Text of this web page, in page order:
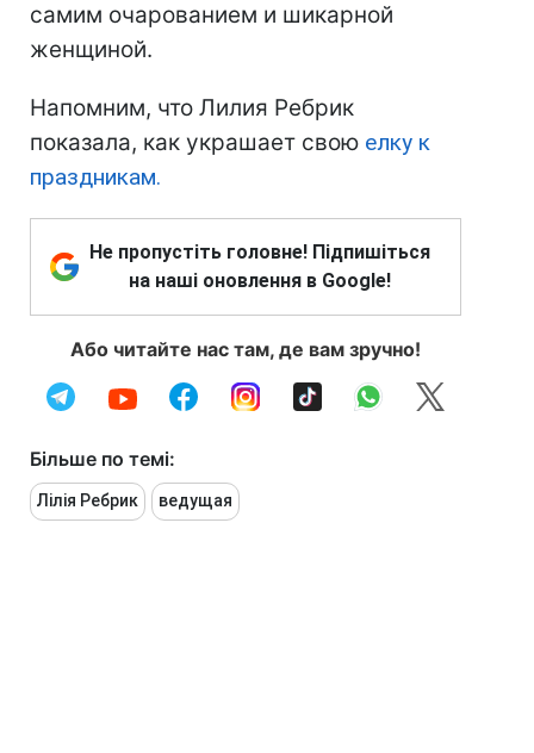
самим очарованием и шикарной
женщиной.
Напомним, что Лилия Ребрик
показала, как украшает свою елку к
праздникам.
Не пропустіть головне! Підпишіться
на наші оновлення в Google!
Або читайте нас там, де вам зручно!
Більше по темі:
Лілія Ребрик ведущая